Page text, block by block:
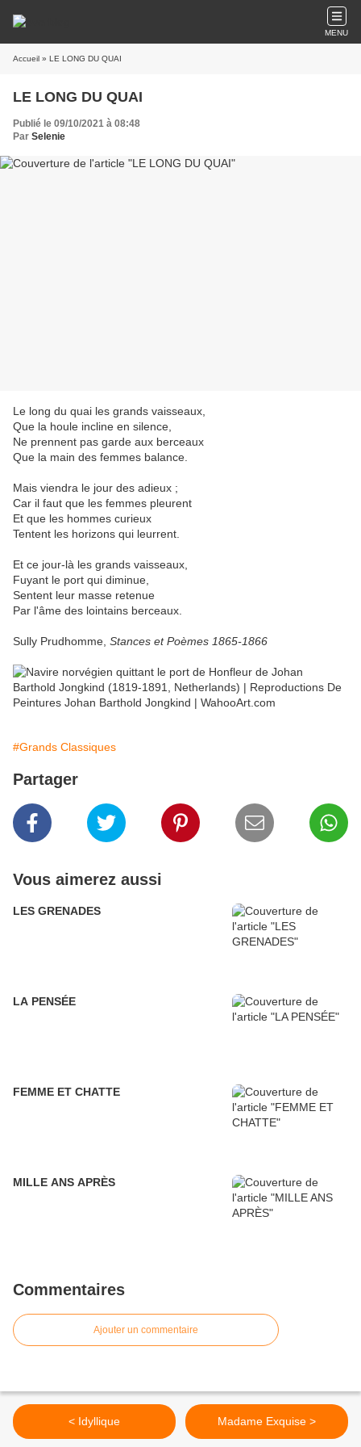
MENU
Accueil » LE LONG DU QUAI
LE LONG DU QUAI
Publié le 09/10/2021 à 08:48
Par Selenie
Le long du quai les grands vaisseaux,
Que la houle incline en silence,
Ne prennent pas garde aux berceaux
Que la main des femmes balance.
Mais viendra le jour des adieux ;
Car il faut que les femmes pleurent
Et que les hommes curieux
Tentent les horizons qui leurrent.
Et ce jour-là les grands vaisseaux,
Fuyant le port qui diminue,
Sentent leur masse retenue
Par l'âme des lointains berceaux.
Sully Prudhomme, Stances et Poèmes 1865-1866
#Grands Classiques
Partager
Vous aimerez aussi
LES GRENADES
LA PENSÉE
FEMME ET CHATTE
MILLE ANS APRÈS
Commentaires
Ajouter un commentaire
< Idyllique Madame Exquise >